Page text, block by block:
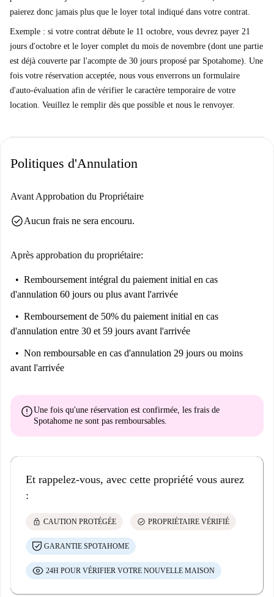
paierez donc jamais plus que le loyer total indiqué dans votre contrat.
Exemple : si votre contrat débute le 11 octobre, vous devrez payer 21
jours d'octobre et le loyer complet du mois de novembre (dont une partie
est déjà couverte par l'acompte de 30 jours proposé par Spotahome). Une
fois votre réservation acceptée, nous vous enverrons un formulaire
d'auto-évaluation afin de vérifier le caractère temporaire de votre
location. Veuillez le remplir dès que possible et nous le renvoyer.
Politiques d'Annulation
Avant Approbation du Propriétaire
check_circleAucun frais ne sera encouru.
Après approbation du propriétaire:
Remboursement intégral du paiement initial en cas
d'annulation 60 jours ou plus avant l'arrivée
Remboursement de 50% du paiement initial en cas
d'annulation entre 30 et 59 jours avant l'arrivée
Non remboursable en cas d'annulation 29 jours ou moins
avant l'arrivée
errorUne fois qu'une réservation est confirmée, les frais de
Spotahome ne sont pas remboursables.
Et rappelez-vous, avec cette propriété vous aurez
:
lock CAUTION PROTÉGÉE check_circle PROPRIÉTAIRE VÉRIFIÉ
GARANTIE SPOTAHOME
24H POUR VÉRIFIER VOTRE NOUVELLE MAISON